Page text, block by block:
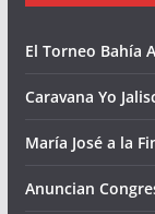
El Torneo Bahía
Caravana Yo
María José a la
Anuncian